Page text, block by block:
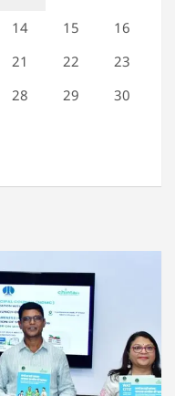
14 15
16
21 22
23
28 29
30